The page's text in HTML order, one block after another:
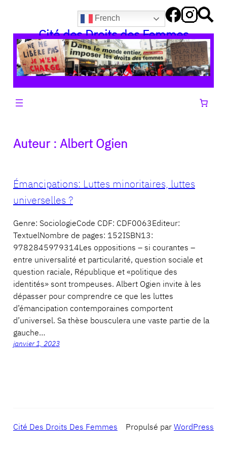
contenu
French
Cité des Droits des Femmes
Auteur : Albert Ogien
Émancipations: Luttes minoritaires, luttes
universelles ?
Genre: SociologieCode CDF: CDF0063Editeur:
TextuelNombre de pages: 152ISBN13:
9782845979314Les oppositions – si courantes –
entre universalité et particularité, question sociale et
question raciale, République et «politique des
identités» sont trompeuses. Albert Ogien invite à les
dépasser pour comprendre ce que les luttes
d’émancipation contemporaines comportent
d’universel. Sa thèse bousculera une vaste partie de la
gauche…
janvier 1, 2023
Cité Des Droits Des Femmes Propulsé parWordPress